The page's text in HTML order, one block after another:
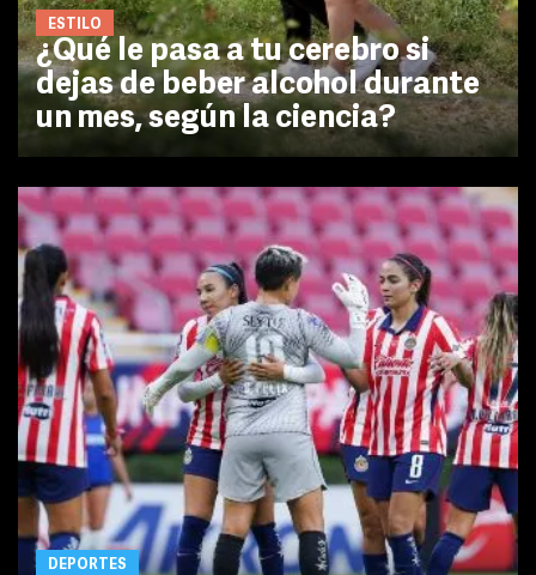
ESTILO
¿Qué le pasa a tu cerebro si
dejas de beber alcohol durante
un mes, según la ciencia?
DEPORTES